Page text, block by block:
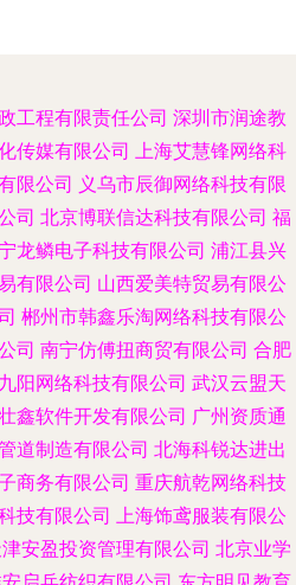
工程有限责任公司 深圳市润途教
传媒有限公司
上海艾慧锋网络科
限公司 义乌市辰御网络科技有限
司 北京博联信达科技有限公司 福
龙鳞电子科技有限公司 浦江县兴
有限公司 山西爱美特贸易有限公
郴州市韩鑫乐淘网络科技有限公
司 南宁仿傅扭商贸有限公司 合肥
阳网络科技有限公司 武汉云盟天
鑫软件开发有限公司 广州资质通
道制造有限公司 北海科锐达进出
商务有限公司 重庆航乾网络科技
技有限公司
上海饰鸢服装有限公
安盈投资管理有限公司 北京业学